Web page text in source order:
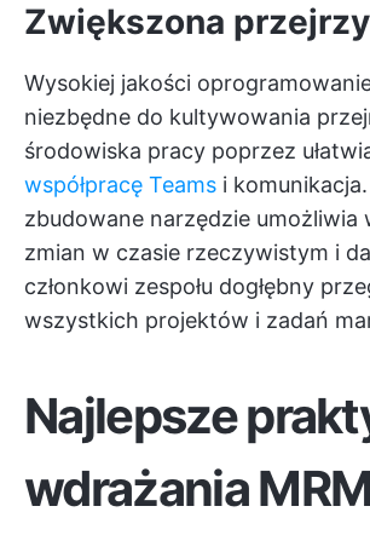
Zwiększona
Wysokiej jakości
niezbędne do kultywowania
środowiska pracy poprzez
współpracę Teams i
zbudowane narzędzie umożliwia
zmian w czasie rzeczywistym i
członkowi zespołu dogłębny
wszystkich projektów i zadań
Najlepsze
wdrażania MRM